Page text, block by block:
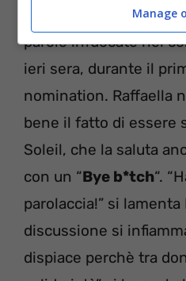
Raffaella Fico si sono
parole infuocate nel
ieri sera, durante il
nomination. Raffaella
bene il fatto di essere
Soleil, che la saluta
con un “Bye b*tch“.
parolaccia!” si
discussione si
dispiace perchè tra
Manage